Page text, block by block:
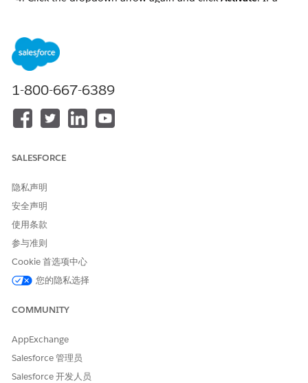
docGenerationSample/fndSingleDocxServersideLwc,
docGenerationSample/fndMultiDocxLwc, and
docGenerationSample/fndMultiPDFConvertLwc
Omniscripts.
请与我们共享您的想法，以便我们进行改进！
1-800-667-6389
SALESFORCE
隐私声明
安全声明
使用条款
参与准则
Cookie 首选项中心
您的隐私选择
COMMUNITY
AppExchange
Salesforce 管理员
Salesforce 开发人员